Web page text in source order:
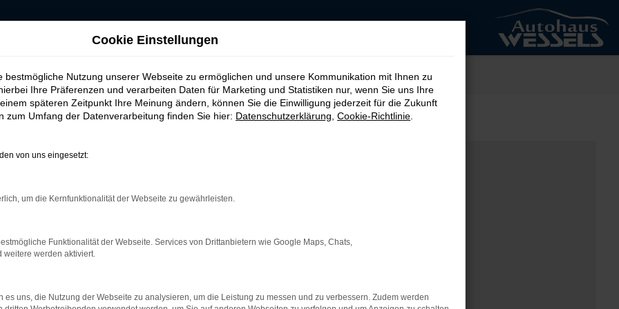
AUTOHAUS
Error
können:
deine Internetverbindung.
Beispiel deine Suchmaschine?
Cookie Einstellungen
bestmögliche Nutzung unserer Webseite zu ermöglichen und unsere Kommunikation mit Ihnen zu
Ihre Präferenzen und verarbeiten Daten für Marketing und Statistiken nur, wenn Sie uns Ihre
späteren Zeitpunkt Ihre Meinung ändern, können Sie die Einwilligung jederzeit für die Zukunft
zum Umfang der Datenverarbeitung finden Sie hier: Datenschutzerklärung Cookie-Richtlinie
von uns eingesetzt:
um die Kernfunktionalität der Webseite zu gewährleisten.
Funktionalität der Webseite. Services von Drittanbietern wie Google Maps, Chats,
weitere werden aktiviert.
es uns, die Nutzung der Webseite zu analysieren, um die Leistung zu messen und zu verbessern. Zudem werden